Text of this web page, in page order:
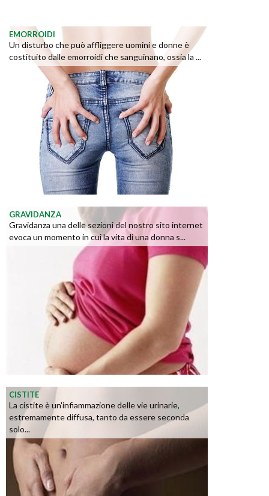
EMORROIDI
Un disturbo che può affliggere uomini e donne è
costituito dalle emorroidi che sanguinano, ossia la ...
GRAVIDANZA
Gravidanza una delle sezioni del nostro sito internet
evoca un momento in cui la vita di una donna s...
CISTITE
La cistite è un'infiammazione delle vie urinarie,
estremamente diffusa, tanto da essere seconda
solo...